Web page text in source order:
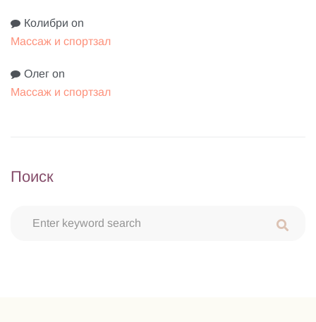
Колибри on
Массаж и спортзал
Олег on
Массаж и спортзал
Поиск